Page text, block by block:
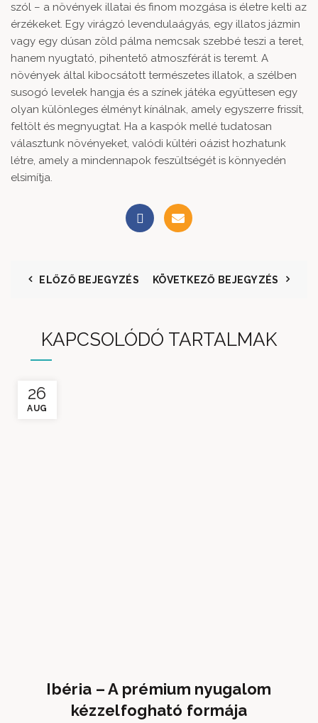
szól – a növények illatai és finom mozgása is életre kelti az
érzékeket. Egy virágzó levendulaágyás, egy illatos jázmin
vagy egy dúsan zöld pálma nemcsak szebbé teszi a teret,
hanem nyugtató, pihentető atmoszférát is teremt. A
növények által kibocsátott természetes illatok, a szélben
susogó levelek hangja és a színek játéka együttesen egy
olyan különleges élményt kínálnak, amely egyszerre frissít,
feltölt és megnyugtat. Ha a kaspók mellé tudatosan
választunk növényeket, valódi kültéri oázist hozhatunk
létre, amely a mindennapok feszültségét is könnyedén
elsimítja.
ELŐZŐ BEJEGYZÉS KÖVETKEZŐ BEJEGYZÉS
KAPCSOLÓDÓ TARTALMAK
26
AUG
Ibéria – A prémium nyugalom
kézzelfogható formája